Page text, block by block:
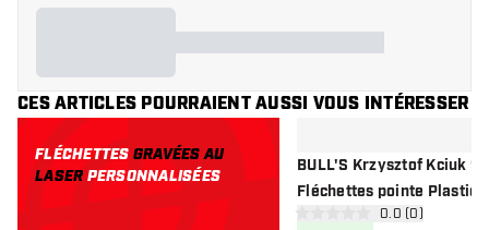
CES ARTICLES POURRAIENT AUSSI VOUS INTÉRESSER
FLÉCHETTES GRAVÉES AU
LASER PERSONNALISÉES
BULL'S Krzysztof Kciuk 95% -
Fléchettes pointe
ouvrir le
0 étoiles de notation
0.0 (0)